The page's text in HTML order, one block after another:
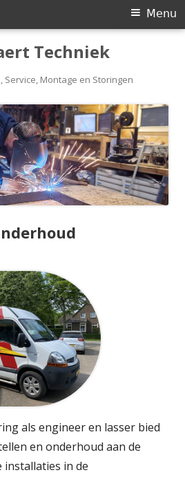
Techniek
Service, Montage en Storingen
Menu
als engineer en lasser bied
en onderhoud aan de
installaties in de